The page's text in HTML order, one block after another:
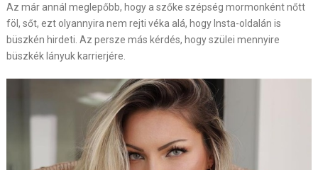
Az már annál meglepőbb, hogy a szőke szépség mormonként nőtt
föl, sőt, ezt olyannyira nem rejti véka alá, hogy Insta-oldalán is
büszkén hirdeti. Az persze más kérdés, hogy szülei mennyire
büszkék lányuk karrierjére.